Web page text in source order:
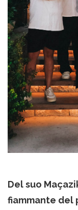
Del suo
fiammante del